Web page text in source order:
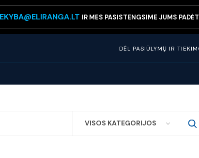
IR MES PASISTENGSIME JUMS
DĖL PASIŪLYMŲ IR
VISOS KATEGORIJOS
SEARCH